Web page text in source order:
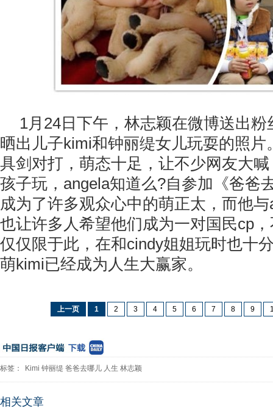
1月24日下午，林志颖在微博送出
晒出儿子kimi和钟丽缇女儿玩耍的照片
具剑对打，萌态十足，让不少网友大
孩子玩，angela知道么?自参加《爸爸
成为了许多观众心中的萌正太，而他
也让许多人希望他们成为一对国民cp
仅仅限于此，在和cindy姐姐玩时也十
萌kimi已经成为人生大赢家。
上一页 1 2 3 4 5 6 7 8 9
标签： Kimi 钟丽缇 爸爸去哪儿 人生 林志颖
相关文章